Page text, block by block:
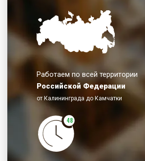
Работаем по всей территории
Российской Федерации
от Калининграда до Камчатки
48